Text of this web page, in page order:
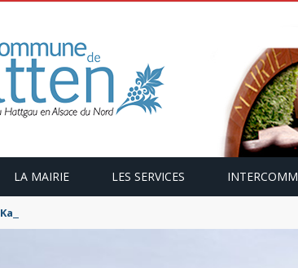
LA MAIRIE LES SERVICES
Kaffeekranzel : Le Maroc en camping-car avec Paulette